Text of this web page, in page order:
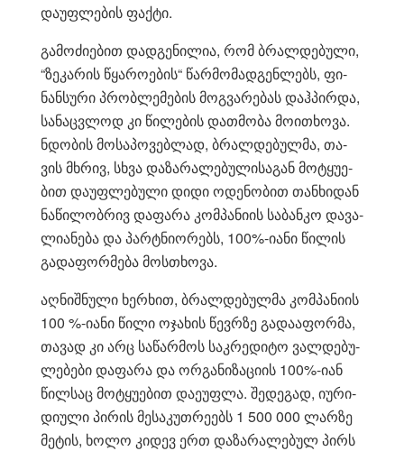
და­უფ­ლე­ბის ფაქ­ტი.
გა­მო­ძი­ე­ბით დად­გე­ნი­ლია, რომ ბრალ­დე­ბუ­ლი,
“ზე­კა­რის წყა­რო­ე­ბის“ წარ­მო­მად­გენ­ლებს, ფი­
ნან­სუ­რი პრობ­ლე­მე­ბის მოგ­ვა­რე­ბას დაჰ­პირ­და,
სა­ნაც­ვლოდ კი წი­ლე­ბის დათ­მო­ბა მო­ი­თხო­ვა.
ნდო­ბის მო­სა­პო­ვებ­ლად, ბრალ­დე­ბულ­მა, თა­
ვის მხრივ, სხვა და­ზა­რა­ლე­ბუ­ლი­სა­გან მო­ტყუ­ე­
ბით და­უფ­ლე­ბუ­ლი დიდი ოდე­ნო­ბით თან­ხი­დან
ნა­წი­ლობ­რივ და­ფა­რა კომ­პა­ნი­ის სა­ბან­კო და­ვა­
ლი­ა­ნე­ბა და პარტნი­ო­რებს, 100%-იანი წი­ლის
გა­და­ფორ­მე­ბა მოს­თხო­ვა.
აღ­ნიშ­ნუ­ლი ხერ­ხით, ბრალ­დე­ბულ­მა კომ­პა­ნი­ის
100 %-იანი წილი ოჯა­ხის წევ­რზე გა­და­ა­ფორ­მა,
თა­ვად კი არც სა­წარ­მოს საკ­რე­დი­ტო ვალ­დე­ბუ­
ლე­ბე­ბი და­ფა­რა და ორ­გა­ნი­ზა­ცი­ის 100%-იან
წილ­საც მო­ტყუ­ე­ბით და­ე­უფ­ლა. შე­დე­გად, იუ­რი­
დი­უ­ლი პი­რის მე­სა­კუთ­რე­ებს 1 500 000 ლარ­ზე
მე­ტის, ხოლო კი­დევ ერთ და­ზა­რა­ლე­ბულ პირს